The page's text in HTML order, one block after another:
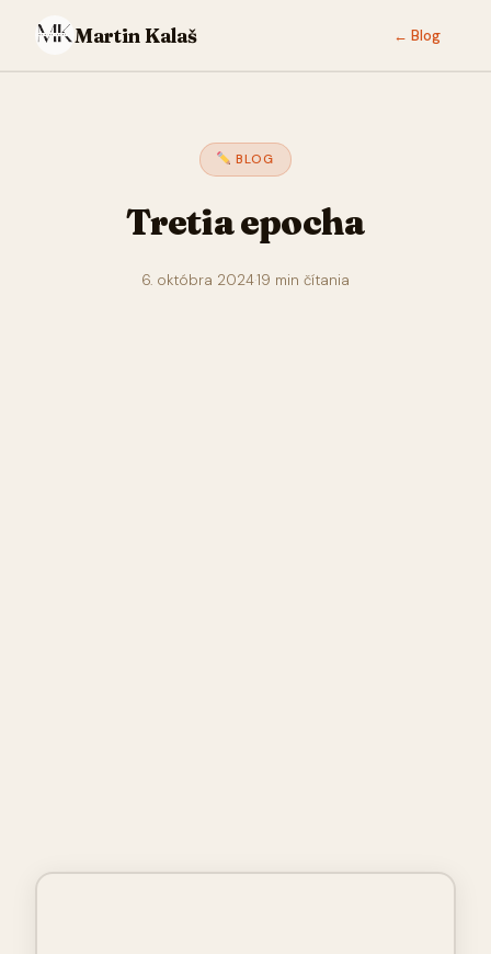
Martin Kalaš ← Blog
BLOG
Tretia epocha
6. októbra 2024·19 min čítania